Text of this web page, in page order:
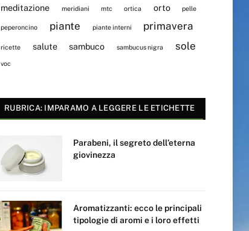
meditazione meridiani mtc ortica orto pelle
peperoncino piante piante interni primavera
ricette salute sambuco sambucus nigra sole
voc
RUBRICA: IMPARAMO A LEGGERE LE ETICHETTE
Parabeni, il segreto dell’eterna
giovinezza
Aromatizzanti: ecco le principali
tipologie di aromi e i loro effetti